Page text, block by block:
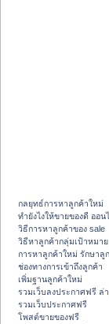
กลยุทธ์การหาลูกค้าใหม่
ทํายังไงให้ขายของดี ออน
วิธีการหาลูกค้าของ sale
วิธีหาลูกค้ากลุ่มเป้าหมาย
การหาลูกค้าใหม่ รักษาลู
ช่องทางการเข้าถึงลูกค้า
เพิ่มฐานลูกค้าใหม่
รวมเว็บลงประกาศฟรี ล่
รวมเว็บประกาศฟรี
โพสต์ขายของฟรี